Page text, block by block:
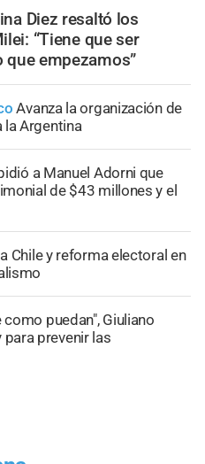
Diez resaltó los
“Tiene que ser
empezamos”
Avanza la organización de
la Argentina
a Manuel Adorni que
de $43 millones y el
Chile y reforma electoral en
puedan", Giuliano
prevenir las